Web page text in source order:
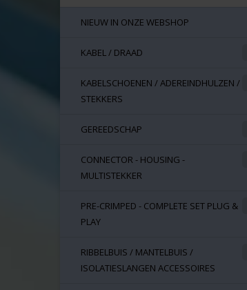
NIEUW IN ONZE WEBSHOP
KABEL / DRAAD
KABELSCHOENEN / ADEREINDHULZEN /
STEKKERS
GEREEDSCHAP
CONNECTOR - HOUSING -
MULTISTEKKER
PRE-CRIMPED - COMPLETE SET PLUG &
PLAY
RIBBELBUIS / MANTELBUIS /
ISOLATIESLANGEN ACCESSOIRES